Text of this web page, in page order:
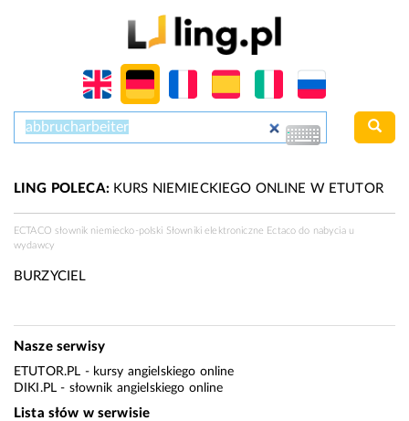
LING POLECA:KURS NIEMIECKIEGO ONLINE W ETUTOR
ECTACO słownik niemiecko-polski Słowniki elektroniczne Ectaco do nabycia u
wydawcy
BURZYCIEL
Nasze serwisy
ETUTOR.PL - kursy angielskiego online
DIKI.PL - słownik angielskiego online
Lista słów w serwisie